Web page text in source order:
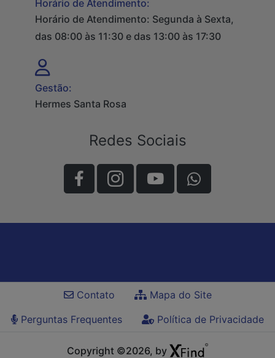
Horário de Atendimento:
Horário de Atendimento: Segunda à Sexta,
das 08:00 às 11:30 e das 13:00 às 17:30
Gestão:
Hermes Santa Rosa
Redes Sociais
Contato
Mapa do Site
Perguntas Frequentes
Política de Privacidade
Copyright ©2026, by